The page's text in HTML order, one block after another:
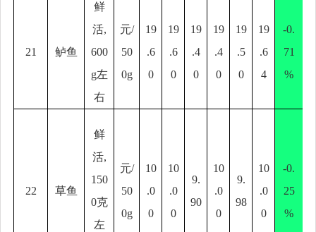
21 鲈鱼
鲜
活,
600
g左
右
元/
50
0g
19
.6
0
19
.6
0
19
.4
0
19
.4
0
19
.5
0
19
.6
4
-0.
71
%
22 草鱼
鲜
活,
150
0克
左
元/
50
0g
10
.0
0
10
.0
0
9.
90
10
.0
0
9.
98
10
.0
0
-0.
25
%